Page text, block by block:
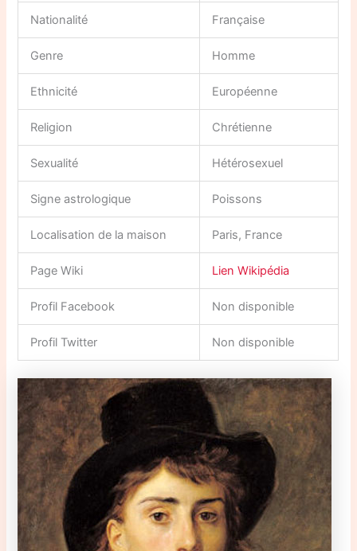
Nationalité Française
Genre Homme
Ethnicité Européenne
Religion Chrétienne
Sexualité Hétérosexuel
Signe astrologique Poissons
Localisation de la maison Paris, France
Page Wiki Lien Wikipédia
Profil Facebook Non disponible
Profil Twitter Non disponible